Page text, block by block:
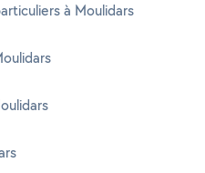
à Moulidars